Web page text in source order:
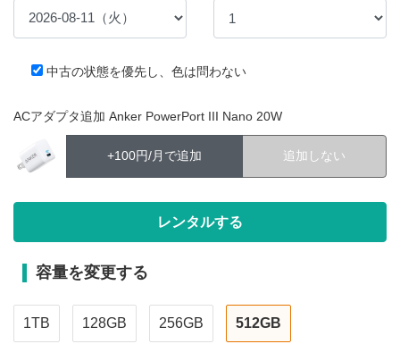
中古の状態を優先し、色は問わない
ACアダプタ追加 Anker PowerPort III Nano 20W
+100円/月で追加 追加しない
容量を変更する
1TB 128GB 256GB 512GB